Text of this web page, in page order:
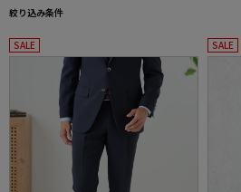
絞り込み条件
SALE SALE